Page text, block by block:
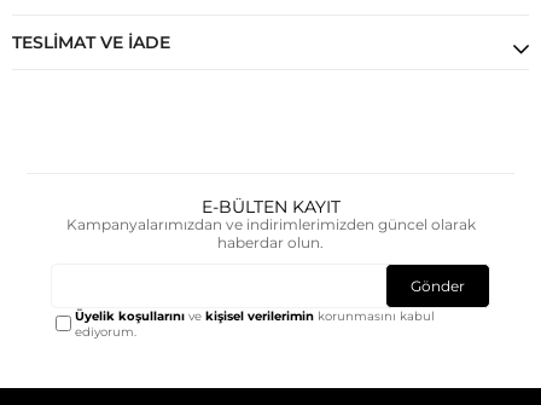
TESLIMAT VE İADE
E-BÜLTEN KAYIT
Kampanyalarımızdan ve indirimlerimizden güncel olarak
haberdar olun.
Gönder
Üyelik koşullarını vekişisel verilerimin korunmasını kabul
ediyorum.